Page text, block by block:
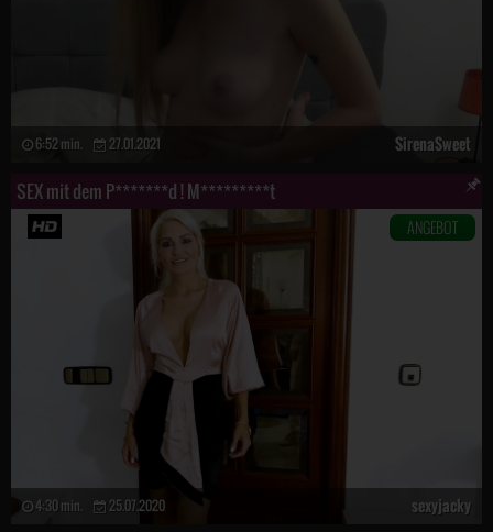
6:52 min. 27.01.2021 SirenaSweet
SEX mit dem P*******d ! M*********t
ANGEBOT
4:30 min. 25.07.2020 sexyjacky